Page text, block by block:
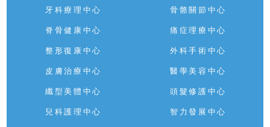
牙科療理中心 骨骼關節中心
脊骨健康中心 痛症理療中心
整形復康中心 外科手術中心
皮膚治療中心 醫學美容中心
纖型美體中心 頭髮修護中心
兒科護理中心 智力發展中心